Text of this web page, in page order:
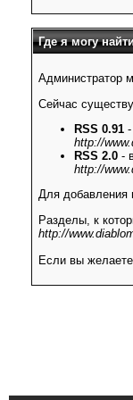
Где я могу
Администратор
Сейчас
RSS 0.91
http://
RSS 2.0 -
http://
Для добавления
Разделы, к
http://
Если вы